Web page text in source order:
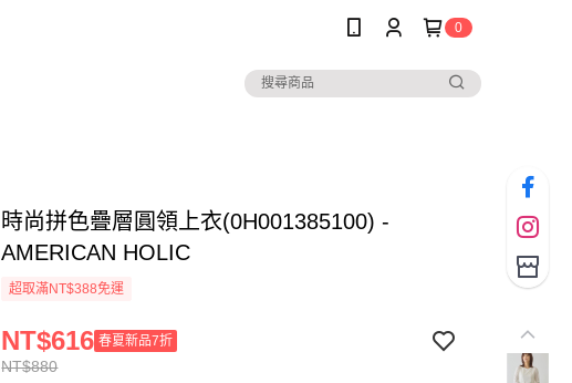
0
時尚拼色疊層圓領上衣(0H001385100) -
AMERICAN HOLIC
超取滿NT$388免運
NT$880
NT$616 春夏新品7折